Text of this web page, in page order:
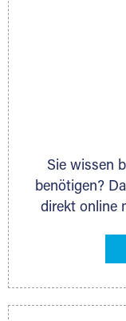
Sie wissen
benötigen?
direkt online
ermittelt.